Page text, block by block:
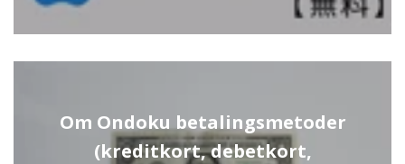
Om Ondoku betalingsmetoder
(kreditkort, debetkort,